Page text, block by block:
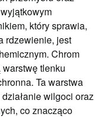
który sprawia,
rdzewienie, jest
Chrom
tlenku
Ta warstwa
wilgoci oraz
co znacząco